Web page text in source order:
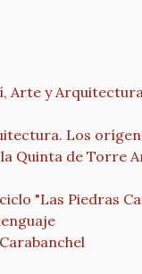
Arte y
Los
Quinta de Torre
"Las Piedras